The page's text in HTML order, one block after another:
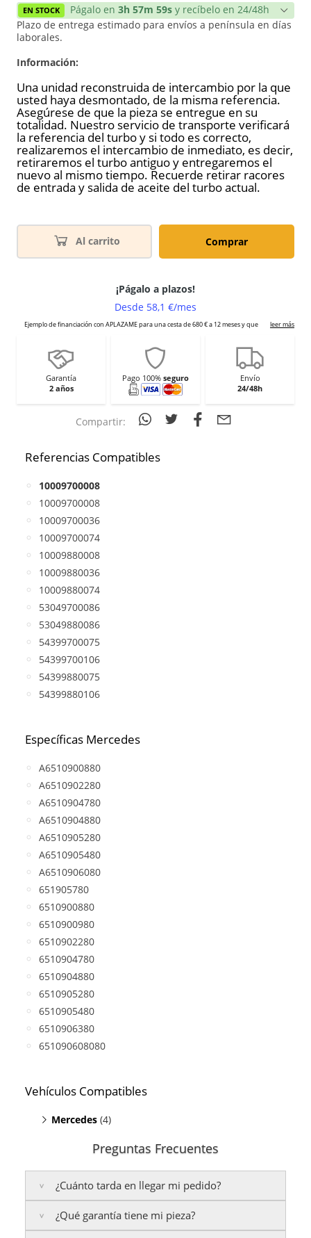
EN STOCK Págalo en 3h 57m 58s y recíbelo en 24/48h
Plazo de entrega estimado para envíos a península en días
laborales.
Información:
Una unidad reconstruida de intercambio por la que
usted haya desmontado, de la misma referencia.
Asegúrese de que la pieza se entregue en su
totalidad. Nuestro servicio de transporte verificará
la referencia del turbo y si todo es correcto,
realizaremos el intercambio de inmediato, es decir,
retiraremos el turbo antiguo y entregaremos el
nuevo al mismo tiempo. Recuerde retirar racores
de entrada y salida de aceite del turbo actual.
Al carrito Comprar
Garantía
2 años
Pago 100% seguro
Envío
24/48h
Compartir:
Referencias Compatibles
10009700008
10009700008
10009700036
10009700074
10009880008
10009880036
10009880074
53049700086
53049880086
54399700075
54399700106
54399880075
54399880106
Específicas Mercedes
A6510900880
A6510902280
A6510904780
A6510904880
A6510905280
A6510905480
A6510906080
651905780
6510900880
6510900980
6510902280
6510904780
6510904880
6510905280
6510905480
6510906380
651090608080
Vehículos Compatibles
Mercedes (4)
Sprinter 216 CDI(motor A651)
Sprinter 316 CDI(motor A651)
Sprinter 416 CDI(motor A651)
Preguntas Frecuentes
¿Cuánto tarda en llegar mi pedido?
Península: Entregamos en un plazo estimado de
a 48 horas laborables, si realizas tu pedido antes de
¿Qué garantía tiene mi pieza?